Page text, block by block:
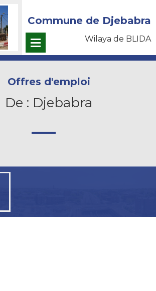
Commune de Djebabra
Wilaya de BLIDA
Offres d'emploi
De : Djebabra